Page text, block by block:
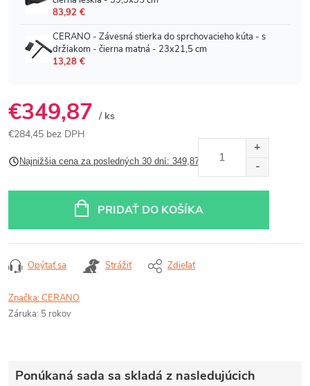
€349,87 / ks
€284,45 bez DPH
cena:Najnižšia cena za posledných 30 dní: 349,87 €
PRIDAŤ DO KOŠÍKA
Opýtať sa Strážiť Zdieľať
Značka:CERANO
Záruka: 5 rokov
Ponúkaná sada sa skladá z nasledujúcich